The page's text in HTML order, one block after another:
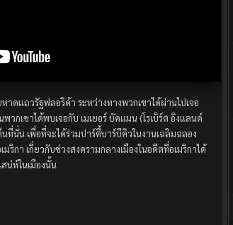
ดแถวรัฐฟลอริด้า ระหว่างทางพวกเขาได้ผ่านไปเจอ
วกเขาได้พบเจอกับ เมเยอร์ บัคแมน (โรเบิร์ต อิงแลนด์
ที่นั่น เพื่อที่จะได้ร่วมปาร์ตี้บาร์บีคิวในงานเฉลิมฉลอง
กา เกี่ยวกับช่วงสงครามกลางเมืองในอดีตที่อเมริกาได้
น่ห์ในเมืองนั้น